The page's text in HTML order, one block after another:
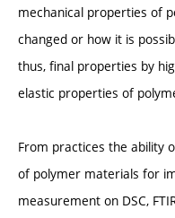
mechanical properties of
changed or how it is
thus, final properties by
elastic properties of
From practices the ability
of polymer materials for
measurement on DSC,